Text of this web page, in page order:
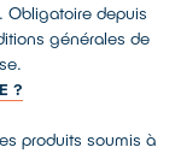
Obligatoire depuis
générales de
?
produits soumis à